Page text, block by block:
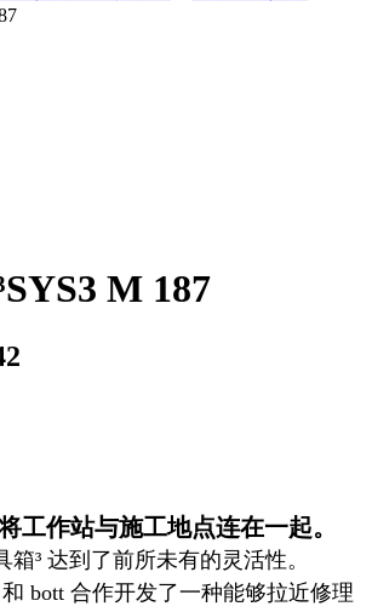
M 187
工作站与施工地点连在一起。
³ 达到了前所未有的灵活性。
和 bott 合作开发了一种能够拉近修理